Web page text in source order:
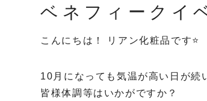
ベネフィークイ
こんにちは！ リアン化粧品です⭐
10月になっても気温が高い日が続
皆様体調等はいかがですか？